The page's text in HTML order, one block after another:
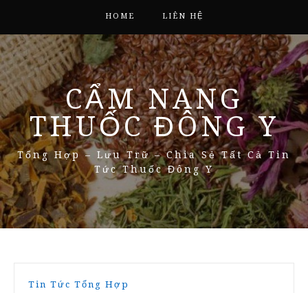
HOME LIÊN HỆ
CẨM NANG
THUỐC ĐÔNG Y
Tổng Hợp – Lưu Trữ – Chia Sẻ Tất Cả Tin
Tức Thuốc Đông Y
Tin Tức Tổng Hợp